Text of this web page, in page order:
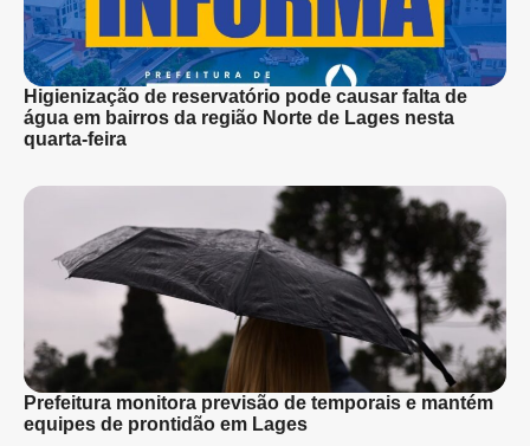
Higienização de reservatório pode causar falta de
água em bairros da região Norte de Lages nesta
quarta-feira
Prefeitura monitora previsão de temporais e mantém
equipes de prontidão em Lages